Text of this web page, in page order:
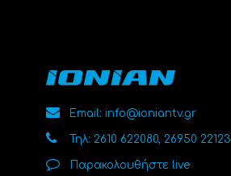
Email: info@ioniantv.gr
Τηλ: 2610 622080, 26950 22123
Παρακολουθήστε live